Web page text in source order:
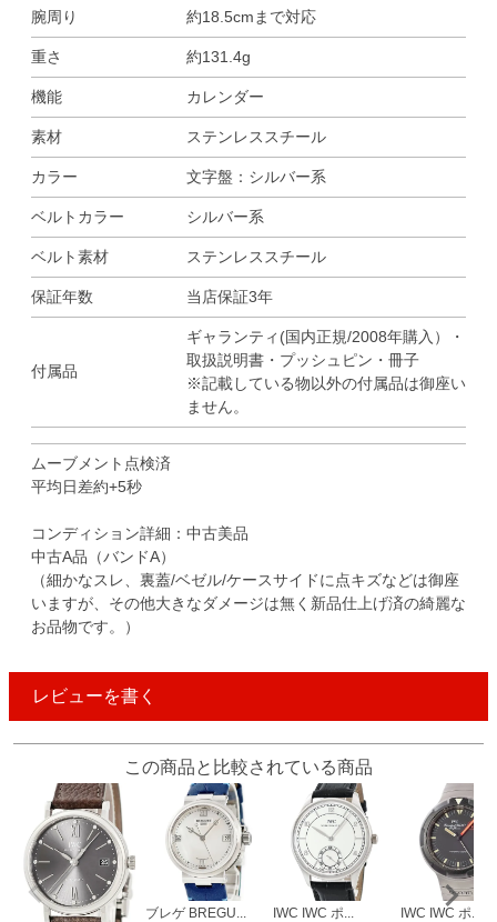
腕周り 約18.5cmまで対応
重さ 約131.4g
機能 カレンダー
素材 ステンレススチール
カラー 文字盤：シルバー系
ベルトカラー シルバー系
ベルト素材 ステンレススチール
保証年数 当店保証3年
付属品
ギャランティ(国内正規/2008年購入）・
取扱説明書・プッシュピン・冊子
※記載している物以外の付属品は御座い
ません。
ムーブメント点検済
平均日差約+5秒
コンディション詳細：中古美品
中古A品（バンドA）
（細かなスレ、裏蓋/ベゼル/ケースサイドに点キズなどは御座
いますが、その他大きなダメージは無く新品仕上げ済の綺麗な
お品物です。）
レビューを書く
この商品と比較されている商品
ブレゲ BREGU...
IWC IWC ポ...
IWC IWC ポ...